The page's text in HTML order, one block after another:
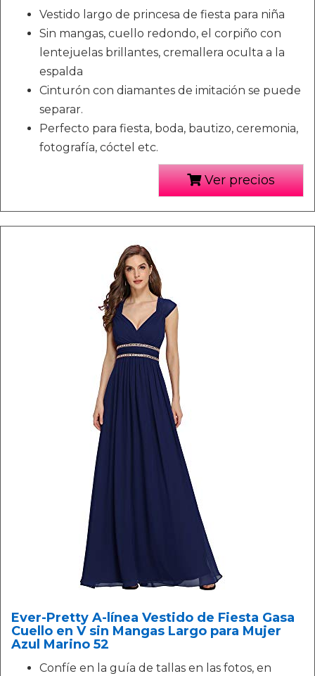
Vestido largo de princesa de fiesta para niña
Sin mangas, cuello redondo, el corpiño con
lentejuelas brillantes, cremallera oculta a la
espalda
Cinturón con diamantes de imitación se puede
separar.
Perfecto para fiesta, boda, bautizo, ceremonia,
fotografía, cóctel etc.
Ver precios
Ever-Pretty A-línea Vestido de Fiesta Gasa
Cuello en V sin Mangas Largo para Mujer
Azul Marino 52
Confíe en la guía de tallas en las fotos, en